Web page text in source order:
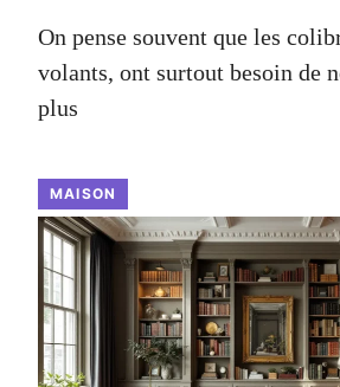
On pense souvent que les
volants, ont surtout besoin de
plus
MAISON